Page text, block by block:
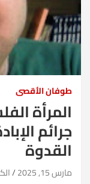
طوفان الأقصى
المرأة
جرائم
القدوة
مارس 15, 2025